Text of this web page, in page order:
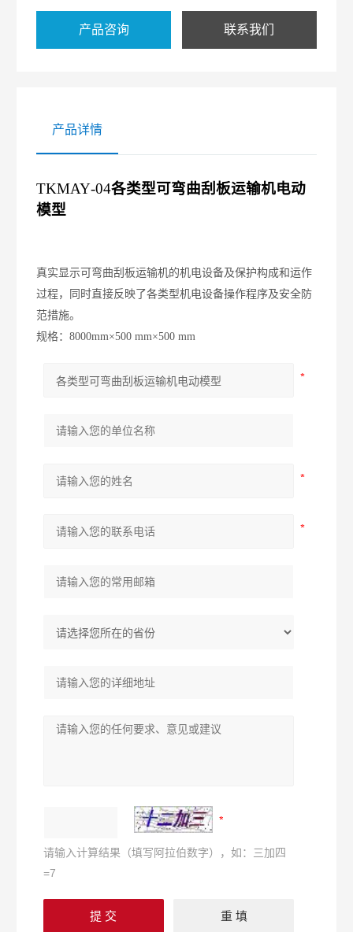
产品咨询 联系我们
产品详情
TKMAY-04各类型可弯曲刮板运输机电动
模型
真实显示可弯曲刮板运输机的机电设备及保护构成和运作
过程，同时直接反映了各类型机电设备操作程序及安全防
范措施。
规格：8000mm×500 mm×500 mm
请输入计算结果（填写阿拉伯数字），如：三加四
=7